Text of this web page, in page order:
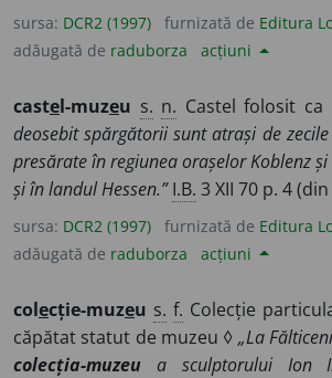
sursa: DCR2 (1997) furnizată de Editura
adăugată de raduborza acțiuni
castel-muzeu s. n. Castel folosit
deosebit spărgătorii sunt atrași de
presărate în regiunea orașelor Koblenz
și în landul Hessen.” I.B. 3 XII 70 p. 4 (din
sursa: DCR2 (1997) furnizată de Editura
adăugată de raduborza acțiuni
colecție-muzeu s. f. Colecție
căpătat statut de muzeu ◊ „La
colecția-muzeu a sculptorului Ion